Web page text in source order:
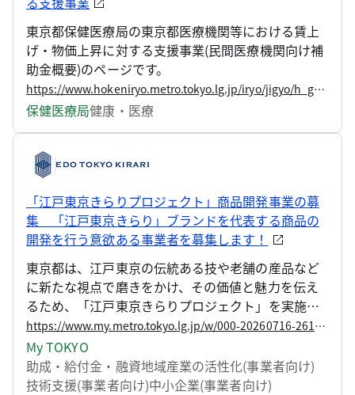
東京都保健医療局の東京都医療機関等における賃上
げ・物価上昇に対する支援事業(民間医療機関向け補
助金概要)のページです。
https://www.hokeniryo.metro.tokyo.lg.jp/iryo/jigyo/h_gaiyou/bucchin
保健医療局健康・医療
「江戸東京きらりプロジェクト」商品開発事業の募
集 「江戸東京きらり」ブランドを代表する商品の
開発を行う意欲ある事業者を募集します！
東京都は、江戸東京の伝統ある技や老舗の産品など
に新たな視点で磨きをかけ、その価値と魅力を伝え
るため、「江戸東京きらりプロジェクト」を実施し
ています。 このたび、「江戸東京きらり」ブランド
を代表する商品の開発に取り組む、意欲ある事業者
を募集します。
https://www.my.metro.tokyo.lg.jp/w/000-20260716-261948775
My TOKYO
助成・給付金・融資地域産業の活性化(事業者向け)
技術支援(事業者向け)中小企業(事業者向け)